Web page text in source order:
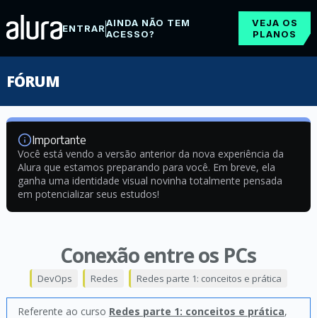
ENTRARAINDA NÃO TEM
ACESSO?
VEJA OS
PLANOS
FÓRUM
Importante
Você está vendo a versão anterior da nova experiência da
Alura que estamos preparando para você. Em breve, ela
ganha uma identidade visual novinha totalmente pensada
em potencializar seus estudos!
Conexão entre os PCs
DevOps Redes Redes parte 1: conceitos e prática
Referente ao curso Redes parte 1: conceitos e prática,